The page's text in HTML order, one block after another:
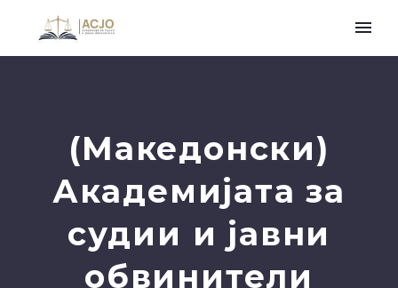
(Македонски)
Академијата за
судии и јавни
обвинители